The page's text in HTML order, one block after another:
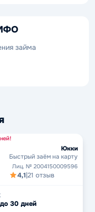
займа
Юкки
Быстрый заём на карту
Лиц. № 2004150009596
4,1|21 отзыв
30 дней